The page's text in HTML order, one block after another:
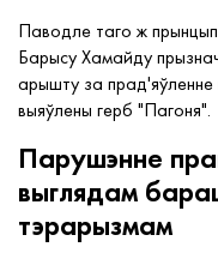
Паводле таго ж
Барысу Хамайду
арышту за
выяўлены герб "Пагоня".
Парушэнне
выглядам
тэрарызмам